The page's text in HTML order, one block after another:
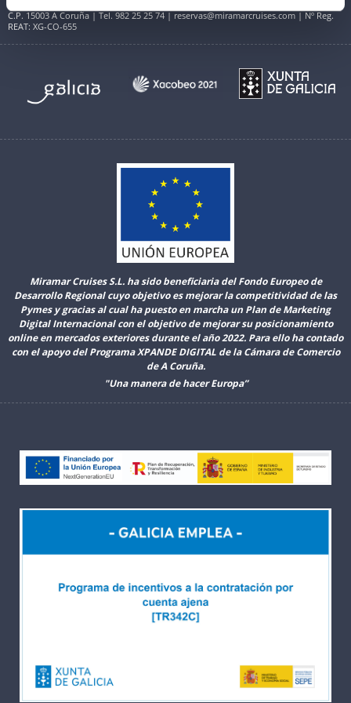
C.P. 15003 A Coruña | Tel. 982 25 25 74 | reservas@miramarcruises.com | Nº Reg.
REAT: XG-CO-655
Miramar Cruises S.L. ha sido beneficiaria del Fondo Europeo de
Desarrollo Regional cuyo objetivo es mejorar la competitividad de las
Pymes y gracias al cual ha puesto en marcha un Plan de Marketing
Digital Internacional con el objetivo de mejorar su posicionamiento
online en mercados exteriores durante el año 2022. Para ello ha contado
con el apoyo del Programa XPANDE DIGITAL de la Cámara de Comercio
de A Coruña.
"Una manera de hacer Europa”